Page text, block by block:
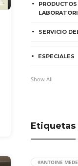
SERVICIO
ESPECIALES
Show All
Etiquetas
#ANTOINE